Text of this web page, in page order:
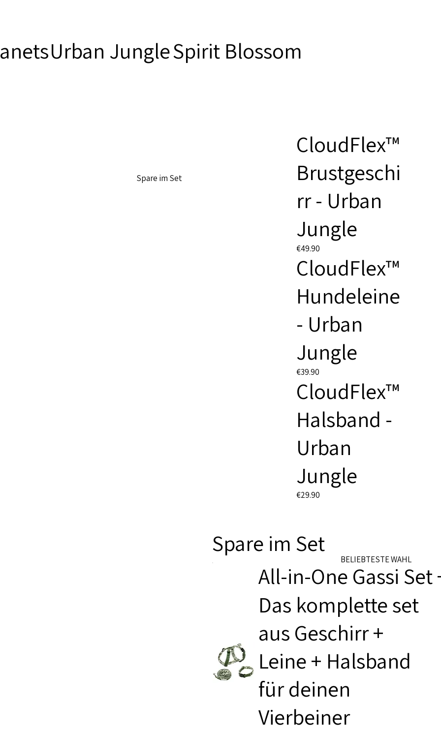
Urban JungleSpirit Blossom
Spare im Set
CloudFlex™
Brustgeschi
rr - Urban
Jungle
€49.90
CloudFlex™
Hundeleine
- Urban
Jungle
€39.90
CloudFlex™
Halsband -
Urban
Jungle
€29.90
Spare im Set
All-in-One Gassi
Das komplette set
aus Geschirr +
Leine + Halsband
für deinen
Vierbeiner
BELIEBTESTE WAHL